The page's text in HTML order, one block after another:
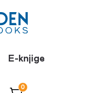
E-knjige
0